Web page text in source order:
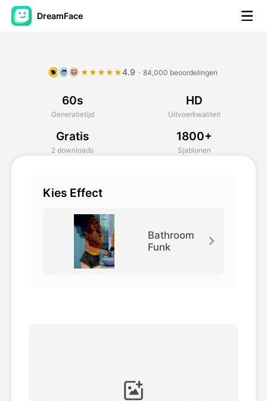
DreamFace
Avatar Video
AI Video
Foto van AI
Andere instrumenten
🐕 🧑 🐱 ★★★★★4.9 · 84,000 beoordelingen
60s
Generatietijd
HD
Uitvoerkwaliteit
Gratis
2 downloads
1800+
Sjablonen
Kies Effect
Bathroom
Funk